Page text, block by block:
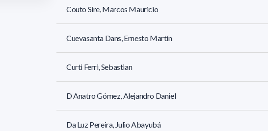
Couto Sire, Marcos Mauricio
Cuevasanta Dans, Ernesto Martín
Curti Ferri, Sebastian
D Anatro Gómez, Alejandro Daniel
Da Luz Pereira, Julio Abayubá